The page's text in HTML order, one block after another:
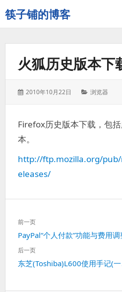
筷子铺的博客
记
录
火狐历史版本下
发
2010年10月22日
分
浏览器
Firefox历史版本下载，包
本。
http://ftp.mozilla.org/
eleases/
文
章
导
航
前一页
上
一
PayPal“个人付款”功能与费用调
后一页
下
东芝(Toshiba)L600使用手记(